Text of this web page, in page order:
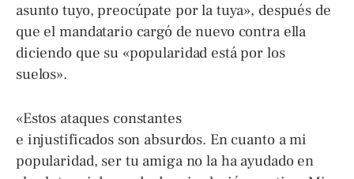
asunto tuyo, preocúpate por la tuya», después de
que el mandatario cargó de nuevo contra ella
diciendo que su «popularidad está por los
suelos».
«Estos ataques constantes
e injustificados son absurdos. En cuanto a mi
popularidad, ser tu amiga no la ha ayudado en